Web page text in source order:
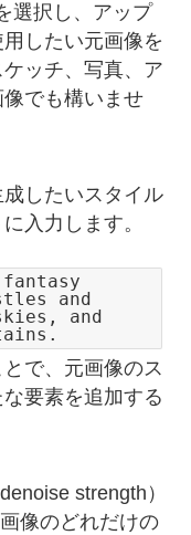
選択し、アップ
したい元画像を
ッチ、写真、ア
でも構いませ
したいスタイル
入力します。
and
and
で、元画像のス
要素を追加する
strength）
像のどれだけの